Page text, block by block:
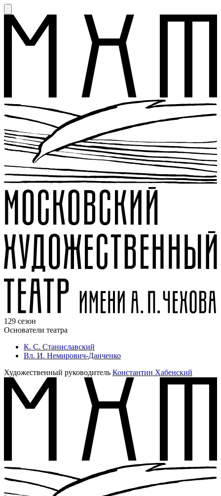
129 сезон
Основатели театра
К. С. Станиславский
Вл. И. Немирович-Данченко
Художественный руководитель Константин Хабенский